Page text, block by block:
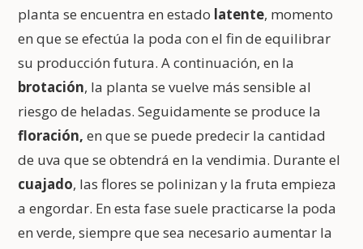
planta se encuentra en estado latente, momento
en que se efectúa la poda con el fin de equilibrar
su producción futura. A continuación, en la
brotación, la planta se vuelve más sensible al
riesgo de heladas. Seguidamente se produce la
floración,en que se puede predecir la cantidad
de uva que se obtendrá en la vendimia. Durante el
cuajado, las flores se polinizan y la fruta empieza
a engordar. En esta fase suele practicarse la poda
en verde, siempre que sea necesario aumentar la